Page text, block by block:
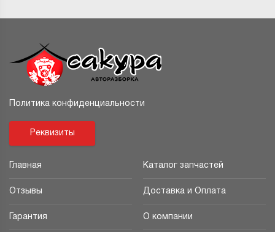
Политика конфиденциальности
Реквизиты
Главная Каталог запчастей
Отзывы Доставка и Оплата
Гарантия О компании